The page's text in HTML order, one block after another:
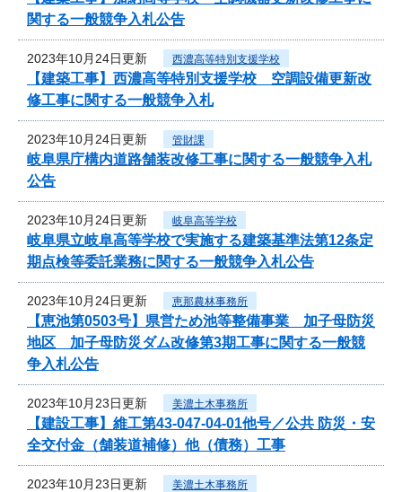
関する一般競争入札公告
2023年10月24日更新 西濃高等特別支援学校
【建築工事】西濃高等特別支援学校 空調設備更新改
修工事に関する一般競争入札
2023年10月24日更新 管財課
岐阜県庁構内道路舗装改修工事に関する一般競争入札
公告
2023年10月24日更新 岐阜高等学校
岐阜県立岐阜高等学校で実施する建築基準法第12条定
期点検等委託業務に関する一般競争入札公告
2023年10月24日更新 恵那農林事務所
【恵池第0503号】県営ため池等整備事業 加子母防災
地区 加子母防災ダム改修第3期工事に関する一般競
争入札公告
2023年10月23日更新 美濃土木事務所
【建設工事】維工第43-047-04-01他号／公共 防災・安
全交付金（舗装道補修）他（債務）工事
2023年10月23日更新 美濃土木事務所